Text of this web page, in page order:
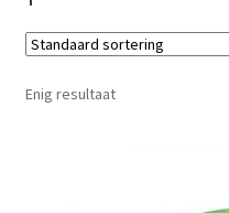
DCD
HSP
Enig resultaat